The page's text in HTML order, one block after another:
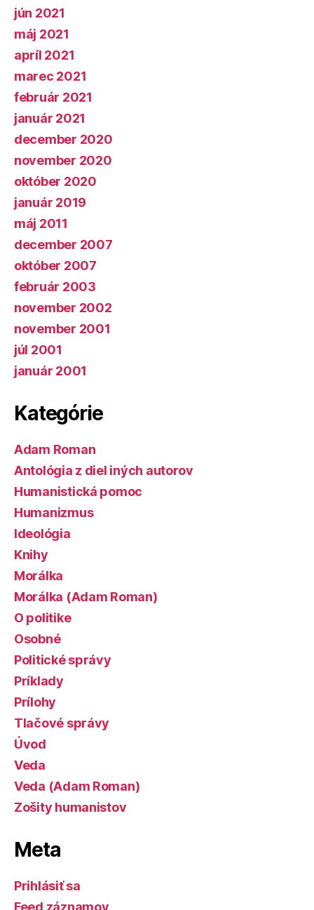
jún 2021
máj 2021
apríl 2021
marec 2021
február 2021
január 2021
december 2020
november 2020
október 2020
január 2019
máj 2011
december 2007
október 2007
február 2003
november 2002
november 2001
júl 2001
január 2001
Kategórie
Adam Roman
Antológia z diel iných autorov
Humanistická pomoc
Humanizmus
Ideológia
Knihy
Morálka
Morálka (Adam Roman)
O politike
Osobné
Politické správy
Príklady
Prílohy
Tlačové správy
Úvod
Veda
Veda (Adam Roman)
Zošity humanistov
Meta
Prihlásiť sa
Feed záznamov